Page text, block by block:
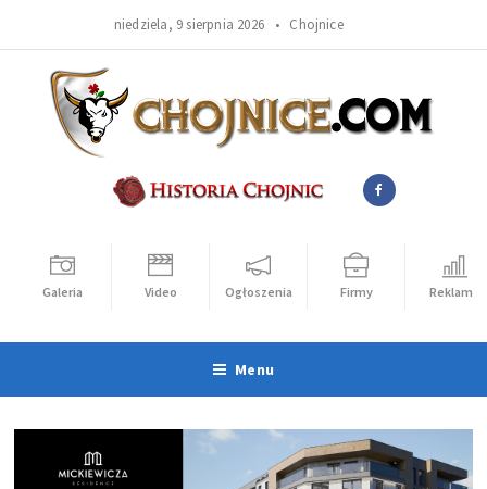
niedziela, 9 sierpnia 2026 • Chojnice
Galeria Video Ogłoszenia Firmy Reklama
Menu